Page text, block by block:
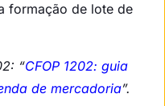
formação de lote de
“CFOP 1202: guia
de mercadoria”.